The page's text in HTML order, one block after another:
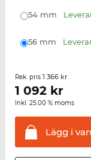
54 mm
56 mm
Rek. pris 1 366 kr
1 092kr
Inkl. 25.00 % moms
Lägg i